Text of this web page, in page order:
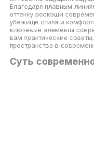
Благодаря плавным
оттенку роскоши
убежище стиля и
ключевые элементы
вам практические
пространство в
Суть